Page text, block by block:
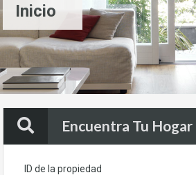
Inicio
Encuentra Tu Hogar
ID de la propiedad